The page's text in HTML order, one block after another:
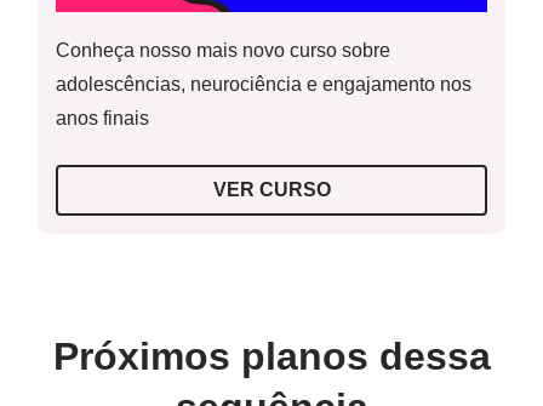
Mapa - populações nativas e Luzia
Conheça nosso mais novo curso sobre
adolescências, neurociência e engajamento nos
anos finais
VER CURSO
Próximos planos dessa